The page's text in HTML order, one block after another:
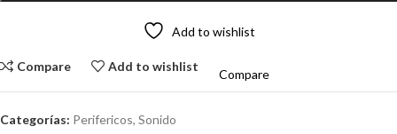
Add to wishlist
Compare Add to wishlist
Compare
Categorías: Perifericos, Sonido